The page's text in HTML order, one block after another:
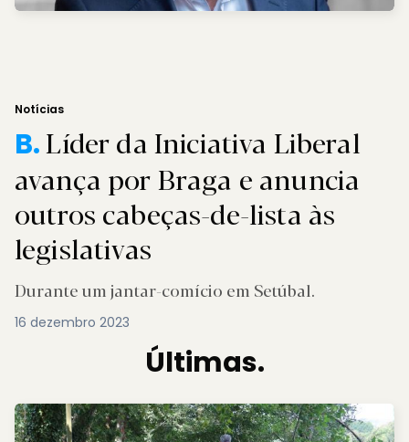
Notícias
B.Líder da Iniciativa Liberal
avança por Braga e anuncia
outros cabeças-de-lista às
legislativas
Durante um jantar-comício em Setúbal.
16 dezembro 2023
Últimas.